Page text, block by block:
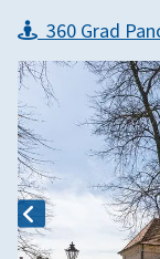
 360 Grad